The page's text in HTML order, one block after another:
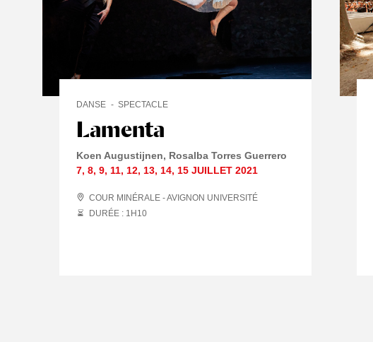
Lamenta
DANSE SPECTACLE
Koen Augustijnen
Rosalba Torres Guerrero
7, 8, 9, 11, 12, 13, 14, 15 JUILLET 2021
COUR MINÉRALE - AVIGNON UNIVERSITÉ
DURÉE : 1 H10